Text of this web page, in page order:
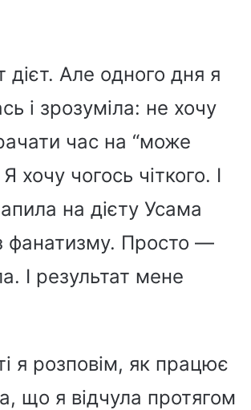
дієт. Але одного дня я
і зрозуміла: не хочу
час на “може
хочу чогось чіткого. І
на дієту Усама
фанатизму. Просто —
І результат мене
я розповім, як працює
що я відчула протягом